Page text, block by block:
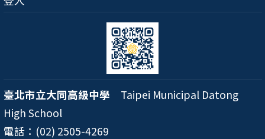
臺北市立大同高級中學 Taipei Municipal Datong
High School
電話：(02) 2505-4269